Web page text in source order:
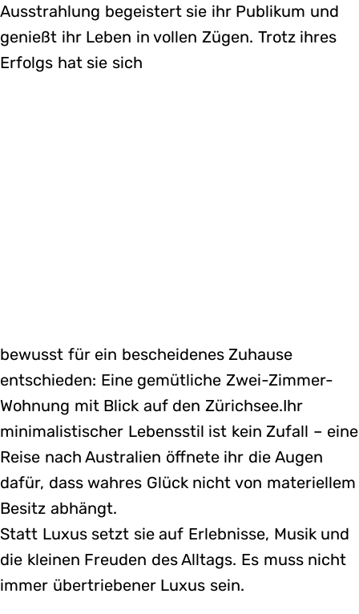
Ausstrahlung begeistert sie ihr Publikum und
genießt ihr Leben in vollen Zügen. Trotz ihres
Erfolgs hat sie sich
bewusst für ein bescheidenes Zuhause
entschieden: Eine gemütliche Zwei-Zimmer-
Wohnung mit Blick auf den Zürichsee.Ihr
minimalistischer Lebensstil ist kein Zufall – eine
Reise nach Australien öffnete ihr die Augen
dafür, dass wahres Glück nicht von materiellem
Besitz abhängt.
Statt Luxus setzt sie auf Erlebnisse, Musik und
die kleinen Freuden des Alltags. Es muss nicht
immer übertriebener Luxus sein.